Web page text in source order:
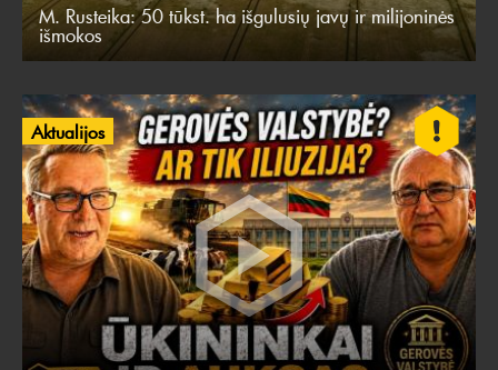
M. Rusteika: 50 tūkst. ha išgulusių javų ir milijoninės
išmokos
Aktualijos